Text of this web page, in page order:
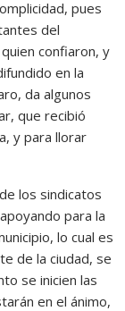
pues
del
confiaron, y
en la
da algunos
que recibió
y para llorar
los sindicatos
para la
lo cual es
de la ciudad, se
se inicien las
en el ánimo,